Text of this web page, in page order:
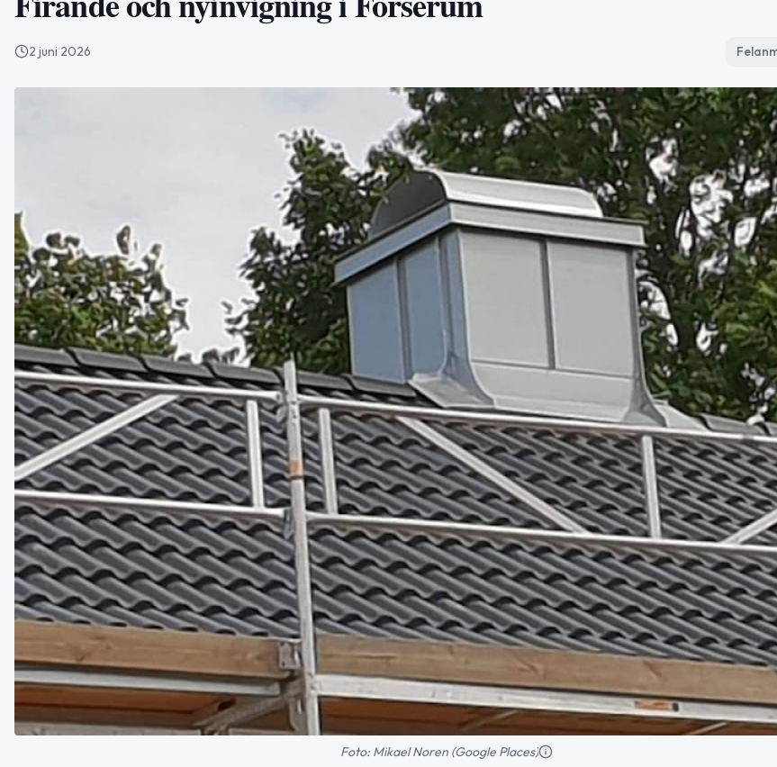
2 juni 2026
Foto: Mikael Noren (Google Places)